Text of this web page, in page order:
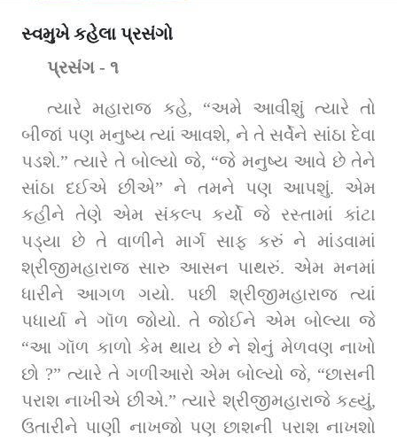
સ્વમુખે કહેલા પ્રસંગો
પ્રસંગ - ૧
ત્‍યારે મહારાજ કહે, “અમે આવીશું ત્‍યારે તો
બીજાં પણ મનુષ્‍ય ત્‍યાં આવશે, ને તે સર્વેને સાંઠા દેવા
પડશે.” ત્‍યારે તે બોલ્‍યો જે, “જે મનુષ્‍ય આવે છે તેને
સાંઠા દઈએ છીએ” ને તમને પણ આપશું. એમ
કહીને તેણે એમ સંકલ્પ કર્યો જે રસ્તામાં કાંટા
પડ્યા છે તે વાળીને માર્ગ સાફ કરું ને માંડવામાં
શ્રીજીમહારાજ સારુ આસન પાથરું. એમ મનમાં
ધારીને આગળ ગયો. પછી શ્રીજીમહારાજ ત્‍યાં
પધાર્યા ને ગૉળ જોયો. તે જોઈને એમ બોલ્‍યા જે
“આ ગૉળ કાળો કેમ થાય છે ને શેનું મેળવણ નાખો
છો ?” ત્‍યારે તે ગળીઆરો એમ બોલ્‍યો જે, “છાસની
પરાશ નાખીએ છીએ.” ત્‍યારે શ્રીજીમહારાજે કહ્યું,
ઉતારીને પાણી નાખજો પણ છાશની પરાશ નાખશો